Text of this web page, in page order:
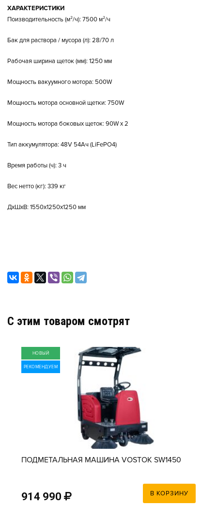
ХАРАКТЕРИСТИКИ
Поизводительность (м²/ч): 7500 м²/ч
Бак для раствора / мусора (л): 28/70 л
Рабочая ширина щеток (мм): 1250 мм
Мощность вакуумного мотора: 500W
Мощность мотора основной щетки: 750W
Мощность мотора боковых щеток: 90W х 2
Тип аккумулятора: 48V 54Ач (LiFePO4)
Время работы (ч): 3 ч
Вес нетто (кг): 339 кг
ДxШxВ: 1550x1250x1250 мм
C этим товаром смотрят
НОВЫЙ
РЕКОМЕНДУЕМ
ПОДМЕТАЛЬНАЯ МАШИНА VOSTOK SW1450
914 990 В КОРЗИНУ